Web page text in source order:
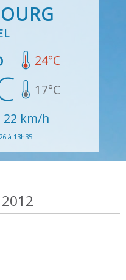
24°C
17°C
22 km/h
à 13h35